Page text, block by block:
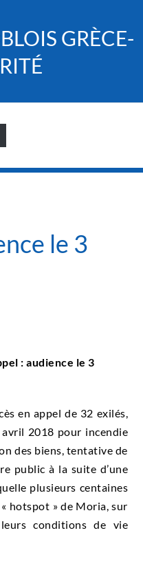
GRÈCE-
le 3
: audience le 3
en appel de 32 exilés,
avril 2018 pour incendie
des biens, tentative de
public à la suite d’une
plusieurs centaines
hotspot » de Moria, sur
conditions de vie